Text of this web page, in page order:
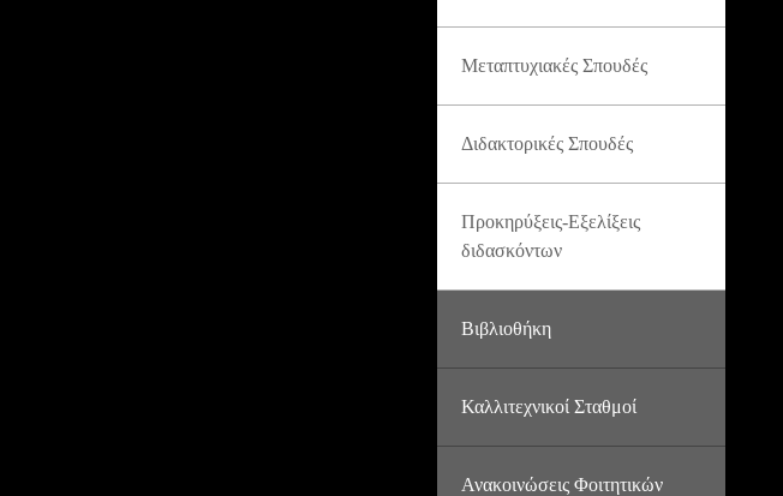
Μεταπτυχιακές Σπουδές
Διδακτορικές Σπουδές
Προκηρύξεις-Εξελίξεις
διδασκόντων
Βιβλιοθήκη
Καλλιτεχνικοί Σταθμοί
Ανακοινώσεις Φοιτητικών